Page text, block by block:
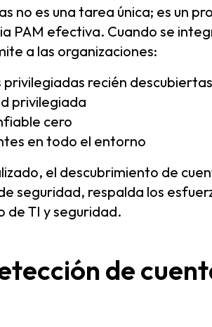
no es una tarea única; es un
PAM efectiva. Cuando se
a las organizaciones:
recién descubiertas
privilegiada
cero
en todo el entorno
el descubrimiento de
seguridad, respalda los
de TI y seguridad.
de